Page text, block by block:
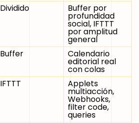
Dividido Buffer por
profundidad
social, IFTTT
por amplitud
general
Buffer Calendario
editorial real
con colas
IFTTT Applets
multiacción,
Webhooks,
filter code,
queries